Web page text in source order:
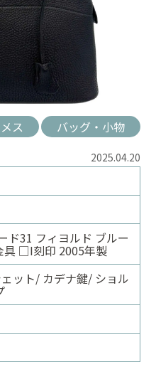
ス バッグ・小物
2025.04.20
ド31 フィヨルド ブルー
具 □I刻印 2005年製
ット/ カデナ鍵/ ショル